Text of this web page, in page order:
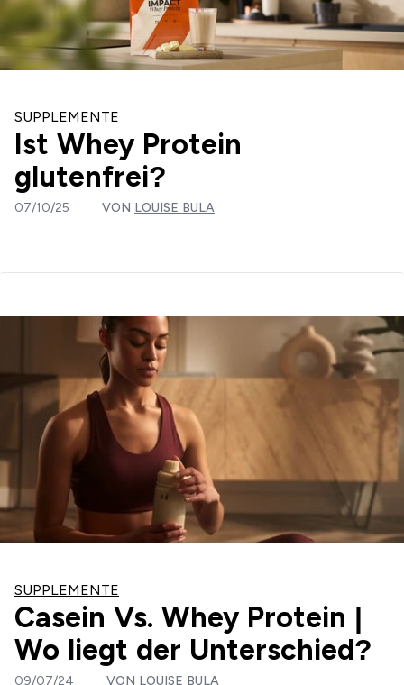
SUPPLEMENTE
Ist Whey Protein
glutenfrei?
07/10/25 VON LOUISE BULA
SUPPLEMENTE
Casein Vs. Whey Protein |
Wo liegt der Unterschied?
09/07/24 VON LOUISE BULA